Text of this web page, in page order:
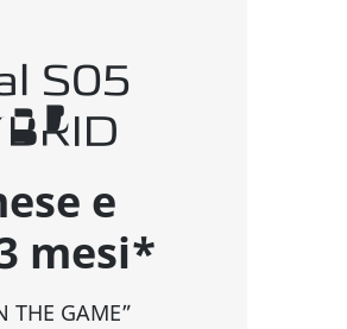
S05
e
mesi*
GAME”